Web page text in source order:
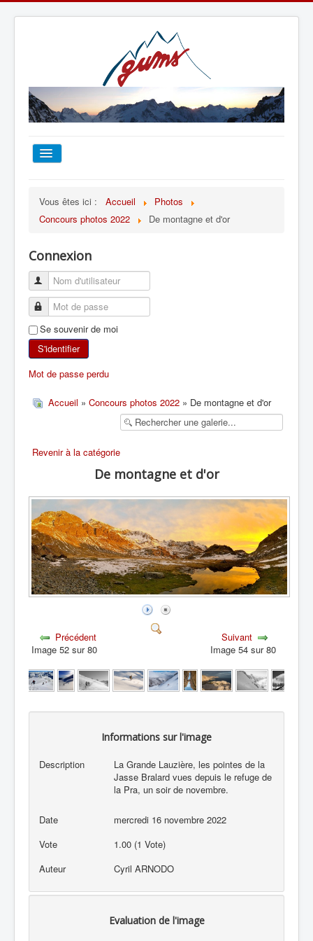
TOUT SUR LE GUMS
ESCALADE
ALPINISME
SKI DE RANDONNÉE
RANDONNÉE SPORTIVE
Vous êtes ici : Accueil
Photos
Concours photos 2022
De montagne et d'or
Connexion
Se souvenir de moi
S'identifier
Mot de passe perdu
Accueil » Concours photos 2022 » De montagne et d'or
Revenir à la catégorie
De montagne et d'or
Précédent
Image 52 sur 80
Suivant
Image 54 sur 80
Informations sur l'image
Description
La Grande Lauzière, les pointes de la
Jasse Bralard vues depuis le refuge de
la Pra, un soir de novembre.
Date
mercredi 16 novembre 2022
Vote
1.00 (1 Vote)
Auteur
Cyril ARNODO
Evaluation de l'image